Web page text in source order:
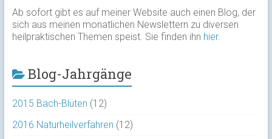
Ab sofort gibt es auf meiner Website auch einen Blog, der
sich aus meinen monatlichen Newslettern zu diversen
heilpraktischen Themen speist. Sie finden ihn hier.
Blog-Jahrgänge
2015 Bach-Blüten (12)
2016 Naturheilverfahren (12)